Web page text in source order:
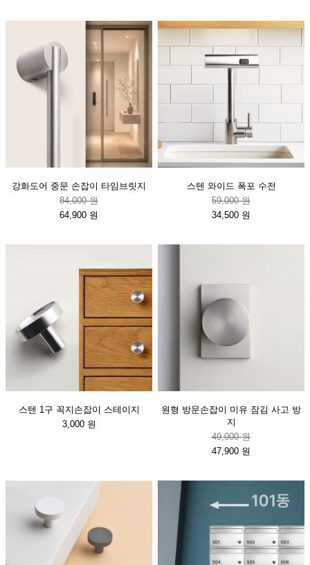
강화도어 중문 손잡이 타임브릿지
84,000 원
64,900 원
스텐 와이드 폭포 수전
59,000 원
34,500 원
스텐 1구 꼭지손잡이 스테이지
3,000 원
원형 방문손잡이 미유 잠김 사고 방
지
49,000 원
47,900 원